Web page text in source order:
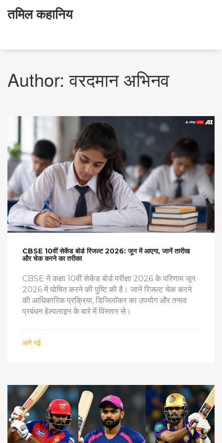
तमिल कहानिय
Author: वरदमान अभिनव
CBSE 10वीं सेकेंड बोर्ड रिजल्ट 2026: जून में आएगा, जानें तारीख
और चेक करने का तरीका
CBSE ने कक्षा 10वीं सेकेंड बोर्ड परीक्षा 2026 के परिणाम जून
2026 में घोषित करने की पुष्टि की है। जानें रिजल्ट चेक करने
की आधिकारिक प्रक्रिया, डिजिलॉकर का उपयोग और तनाव
प्रबंधन हेल्पलाइन के बारे में विस्तार से।
आगे पढ़ें